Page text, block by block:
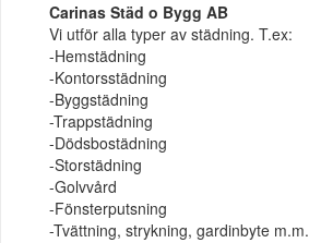
Carinas Städ o Bygg AB
Vi utför alla typer av städning. T.ex:
-Hemstädning
-Kontorsstädning
-Byggstädning
-Trappstädning
-Dödsbostädning
-Storstädning
-Golvvård
-Fönsterputsning
-Tvättning, strykning, gardinbyte m.m.